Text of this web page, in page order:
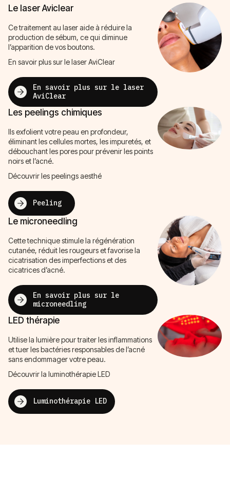
Le laser Aviclear
Ce traitement au laser aide à réduire la
production de sébum, ce qui diminue
l’apparition de vos boutons.
En savoir plus sur le laser AviClear
En savoir plus sur le laser
AviClear
Les peelings chimiques
Ils exfolient votre peau en profondeur,
éliminant les cellules mortes, les impuretés, et
débouchant les pores pour prévenir les points
noirs et l’acné.
Découvrir les peelings aesthé
Peeling
Le microneedling
Cette technique stimule la régénération
cutanée, réduit les rougeurs et favorise la
cicatrisation des imperfections et des
cicatrices d’acné.
En savoir plus sur le
microneedling
LED thérapie
Utilise la lumière pour traiter les inflammations
et tuer les bactéries responsables de l’acné
sans endommager votre peau.
Découvrir la luminothérapie LED
Luminothérapie LED